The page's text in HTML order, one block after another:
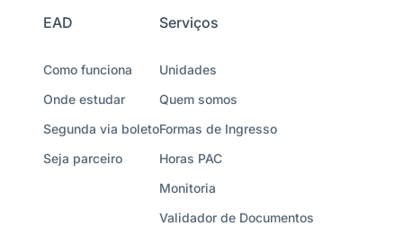
EAD
Como funciona
Onde estudar
Segunda via boleto
Seja parceiro
Serviços
Unidades
Quem somos
Formas de Ingresso
Horas PAC
Monitoria
Validador de Documentos